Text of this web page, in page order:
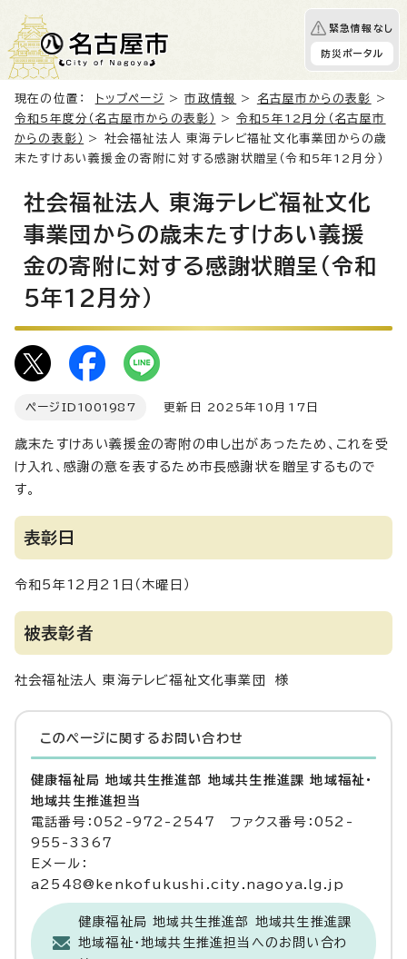
緊急情報なし
防災ポータル
現在の位置： トップページ >市政情報 > 名古屋市からの表彰
>
令和5年度分（名古屋市からの表彰）
>令和5年12月分（名古屋市
からの表彰）
> 社会福祉法人 東海テレビ福祉文化事業団からの歳
末たすけあい義援金の寄附に対する感謝状贈呈（令和5年12月分）
社会福祉法人 東海テレビ福祉文化
事業団からの歳末たすけあい義援
金の寄附に対する感謝状贈呈（令和
5年12月分）
ページID 1001987 更新日 2025年10月17日
歳末たすけあい義援金の寄附の申し出があったため、これを受
け入れ、感謝の意を表するため市長感謝状を贈呈するもので
す。
表彰日
令和5年12月21日（木曜日）
被表彰者
社会福祉法人 東海テレビ福祉文化事業団 様
このページに関する お問い合わせ
健康福祉局 地域共生推進部 地域共生推進課 地域福祉・
地域共生推進担当
電話番号：052-972-2547 ファクス番号：052-
955-3367
Eメール：
a2548@kenkofukushi.city.nagoya.lg.jp
健康福祉局 地域共生推進部 地域共生推進課
地域福祉・地域共生推進担当へのお問い合わ